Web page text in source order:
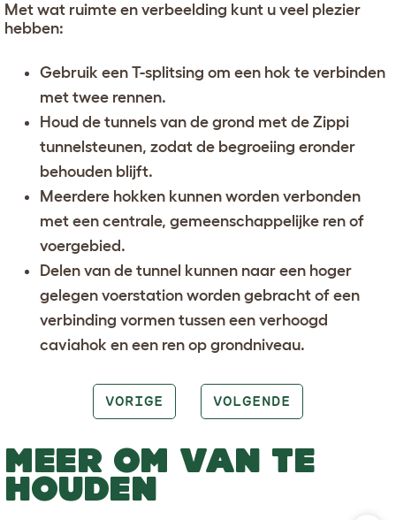
Met wat ruimte en verbeelding kunt u veel plezier
hebben:
Gebruik een T-splitsing om een hok te verbinden
met twee rennen.
Houd de tunnels van de grond met de Zippi
tunnelsteunen, zodat de begroeiing eronder
behouden blijft.
Meerdere hokken kunnen worden verbonden
met een centrale, gemeenschappelijke ren of
voergebied.
Delen van de tunnel kunnen naar een hoger
gelegen voerstation worden gebracht of een
verbinding vormen tussen een verhoogd
caviahok en een ren op grondniveau.
VORIGE VOLGENDE
MEER OM VAN TE
HOUDEN